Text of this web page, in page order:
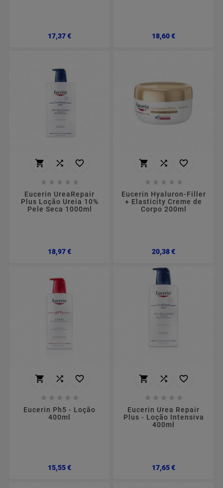
17,37 €Preço 18,60 €Preço
  
    
Eucerin UreaRepair
Plus Loção Ureia 10%
Pele Seca 1000ml
18,97 €Preço
  
    
Eucerin Hyaluron-Filler
+ Elasticity Creme de
Corpo 200ml
20,38 €Preço
  
    
Eucerin Ph5 - Loção
400ml
15,55 €Preço
  
    
Eucerin Urea Repair
Plus - Loção Intensiva
400ml
17,65 €Preço